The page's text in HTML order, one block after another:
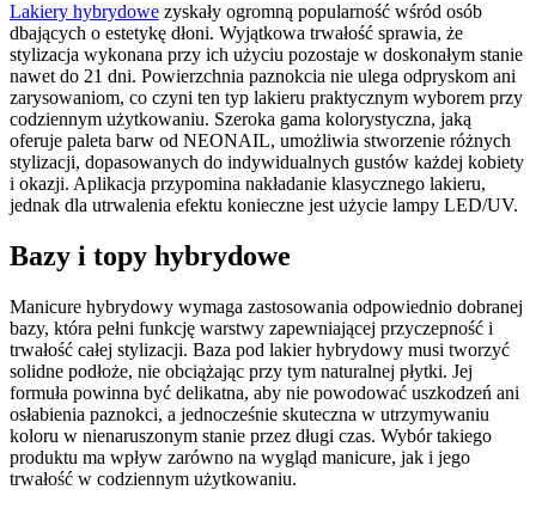
Lakiery hybrydowe zyskały ogromną popularność wśród osób
dbających o estetykę dłoni. Wyjątkowa trwałość sprawia, że
stylizacja wykonana przy ich użyciu pozostaje w doskonałym stanie
nawet do 21 dni. Powierzchnia paznokcia nie ulega odpryskom ani
zarysowaniom, co czyni ten typ lakieru praktycznym wyborem przy
codziennym użytkowaniu. Szeroka gama kolorystyczna, jaką
oferuje paleta barw od NEONAIL, umożliwia stworzenie różnych
stylizacji, dopasowanych do indywidualnych gustów każdej kobiety
i okazji. Aplikacja przypomina nakładanie klasycznego lakieru,
jednak dla utrwalenia efektu konieczne jest użycie lampy LED/UV.
Bazy i topy hybrydowe
Manicure hybrydowy wymaga zastosowania odpowiednio dobranej
bazy, która pełni funkcję warstwy zapewniającej przyczepność i
trwałość całej stylizacji. Baza pod lakier hybrydowy musi tworzyć
solidne podłoże, nie obciążając przy tym naturalnej płytki. Jej
formuła powinna być delikatna, aby nie powodować uszkodzeń ani
osłabienia paznokci, a jednocześnie skuteczna w utrzymywaniu
koloru w nienaruszonym stanie przez długi czas. Wybór takiego
produktu ma wpływ zarówno na wygląd manicure, jak i jego
trwałość w codziennym użytkowaniu.